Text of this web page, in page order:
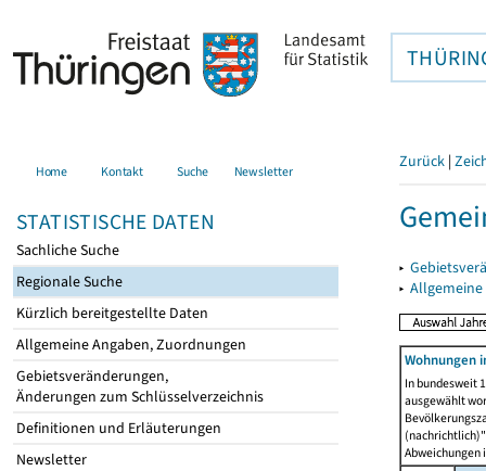
Home Kontakt Suche Newsletter
STATISTISCHE DATEN
Sachliche Suche
Regionale Suche
Kürzlich bereitgestellte Daten
Allgemeine Angaben, Zuordnungen
Gebietsveränderungen,
Änderungen zum Schlüsselverzeichnis
Definitionen und Erläuterungen
Newsletter
Zurück |
▸
▸
Wohnungen
In bundesweit
ausgewählt
Abweichungen